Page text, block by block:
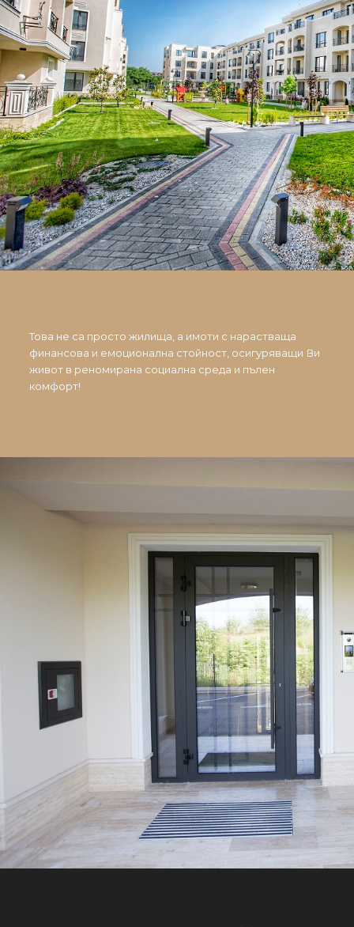
Това не са просто жилища, а имоти с нарастваща
финансова и емоционална стойност, осигуряващи Ви
живот в реномирана социална среда и пълен
комфорт!